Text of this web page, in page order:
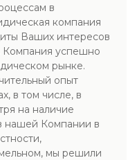
в
компания
Ваших интересов
успешно
рынке.
опыт
в том числе, в
на наличие
нашей Компании в
мы решили